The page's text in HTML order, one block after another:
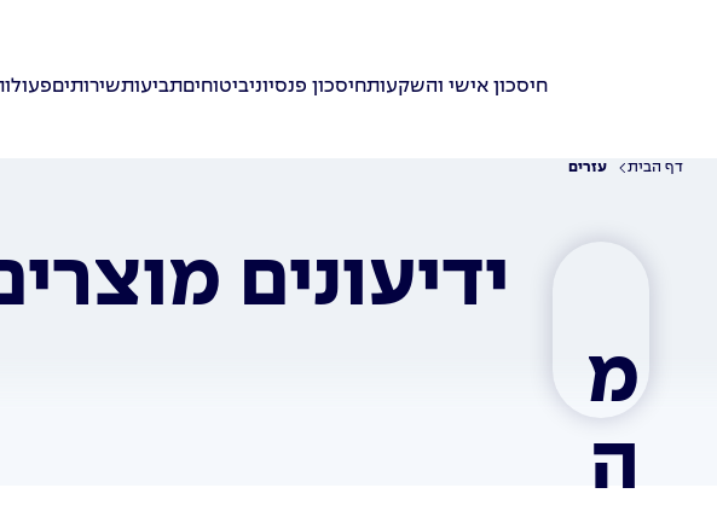
חיסכון אישי והשקעותחיסכון פנסיוניביטוחיםתביעותשירותים
דף הבית עזרים
ידיעונים
מ
ה